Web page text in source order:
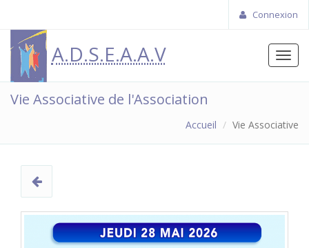
Connexion
A.D.S.E.A.A.V
Vie Associative de l'Association
Accueil Vie Associative